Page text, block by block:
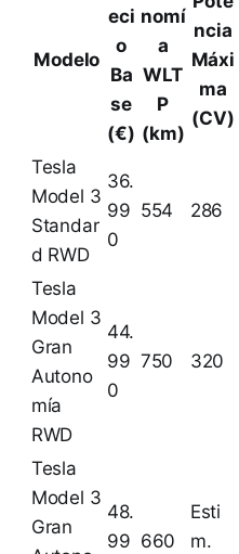
Modelo
eci
o
Ba
se
(€)
nomí
a
WLT
P
(km)
ncia
Máxi
ma
(CV)
Tesla
Model 3
Standar
d RWD
36.
99
0
554 286
Tesla
Model 3
Gran
Autono
mía
RWD
44.
99
0
750 320
Tesla
Model 3
Gran
48.
99 660
Esti
m.